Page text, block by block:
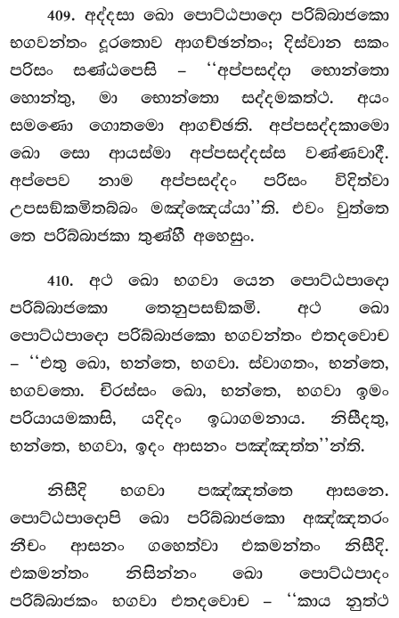
409. අද්දසා ඛො පොට්ඨපාදො පරිබ්බාජකො
භගවන්තංදූරතොව ආගච්ඡන්තං; දිස්වාන සකං
පරිසං සණ්ඨපෙසි – ‘‘අප්පසද්දා භොන්තො
හොන්තු, මා භොන්තො සද්දමකත්ථ. අයං
සමණො ගොතමොආගච්ඡති. අප්පසද්දකාමො
ඛො සො ආයස්මා අප්පසද්දස්ස වණ්ණවාදී.
අප්පෙව නාම අප්පසද්දං පරිසං විදිත්වා
උපසඞ්කමිතබ්බං මඤ්ඤෙය්යා’’ති. එවං වුත්තෙ
තෙ පරිබ්බාජකා තුණ්හී අහෙසුං.
410. අථ ඛො භගවා යෙන පොට්ඨපාදො
පරිබ්බාජකො තෙනුපසඞ්කමි. අථ ඛො
පොට්ඨපාදො පරිබ්බාජකො භගවන්තං එතදවොච
– ‘‘එතු ඛො, භන්තෙ, භගවා. ස්වාගතං, භන්තෙ,
භගවතො. චිරස්සං ඛො, භන්තෙ, භගවා ඉමං
පරියායමකාසි, යදිදං ඉධාගමනාය. නිසීදතු,
භන්තෙ, භගවා, ඉදං ආසනං පඤ්ඤත්ත’’න්ති.
නිසීදි භගවා පඤ්ඤත්තෙ ආසනෙ.
පොට්ඨපාදොපි ඛො පරිබ්බාජකො අඤ්ඤතරං
නීචං ආසනං ගහෙත්වා එකමන්තං නිසීදි.
එකමන්තං නිසින්නං ඛො පොට්ඨපාදං
පරිබ්බාජකං භගවා එතදවොච – ‘‘කාය නුත්ථ